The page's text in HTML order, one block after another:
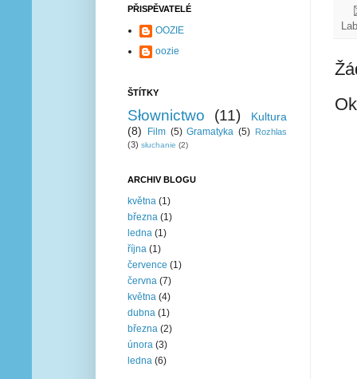
PŘISPĚVATELÉ
OOZIE
oozie
ŠTÍTKY
Słownictwo (11)
Kultura
(8)
Film (5) Gramatyka (5)
Rozhlas
(3) słuchanie (2)
ARCHIV BLOGU
května (1)
března (1)
ledna (1)
října (1)
července (1)
června (7)
května (4)
dubna (1)
března (2)
února (3)
ledna (6)